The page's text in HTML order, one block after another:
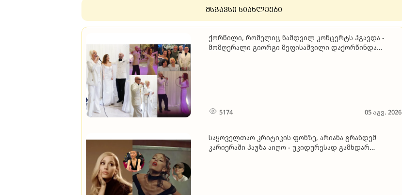
მსგავსი სიახლეები
ქორწილი, რომელიც ნამდვილ კონცერტს ჰგავდა -
მომღერალი გიორგი მეფისაშვილი დაქორწინდა
5174 05 აგვ. 2026
საყოველთაო კრიტიკის ფონზე, არიანა გრანდემ
კარიერაში პაუზა აიღო - უკიდურესად გამხდარ